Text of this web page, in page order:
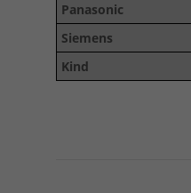
Panasonic
Siemens
Kind